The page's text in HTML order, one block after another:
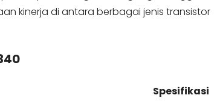
kinerja di antara berbagai jenis transistor
Spesifikasi